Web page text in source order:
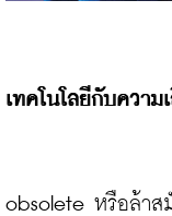
เทคโนโลยีกับความ
obsolete หรือล้าส